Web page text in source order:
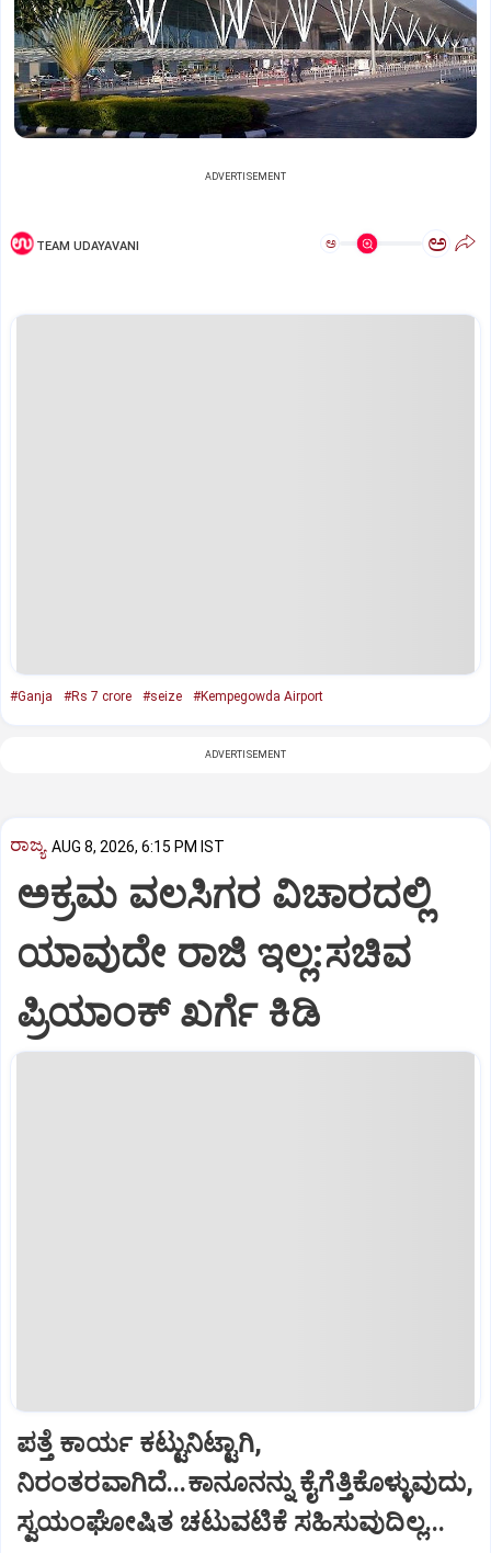
ADVERTISEMENT
TEAM UDAYAVANI ಅ ಅ
#Ganja #Rs 7 crore #seize #Kempegowda Airport
ADVERTISEMENT
ರಾಜ್ಯ AUG 8, 2026, 6:15 PM IST
ಅಕ್ರಮ ವಲಸಿಗರ ವಿಚಾರದಲ್ಲಿ
ಯಾವುದೇ ರಾಜಿ ಇಲ್ಲ:ಸಚಿವ
ಪ್ರಿಯಾಂಕ್ ಖರ್ಗೆ ಕಿಡಿ
ಪತ್ತೆ ಕಾರ್ಯ ಕಟ್ಟುನಿಟ್ಟಾಗಿ,
ನಿರಂತರವಾಗಿದೆ...ಕಾನೂನನ್ನು ಕೈಗೆತ್ತಿಕೊಳ್ಳುವುದು,
ಸ್ವಯಂಘೋಷಿತ ಚಟುವಟಿಕೆ ಸಹಿಸುವುದಿಲ್ಲ...